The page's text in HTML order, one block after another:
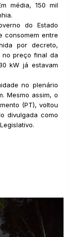
média, 150 mil
do Estado
consomem entre
por decreto,
no preço final da
kW já estavam
no plenário
Mesmo assim, o
(PT), voltou
divulgada como